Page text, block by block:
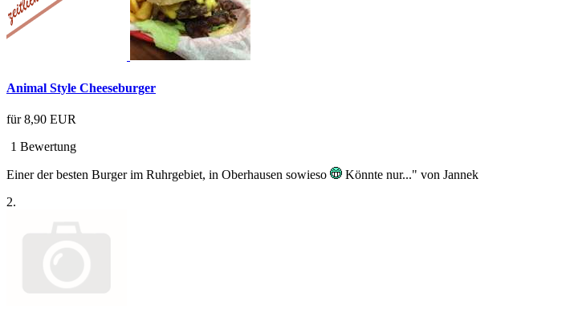
Animal Style Cheeseburger
für8,90 EUR
1 Bewertung
Einer der besten Burger im Ruhrgebiet, in Oberhausen sowieso
Könnte nur..." von Jannek
2.